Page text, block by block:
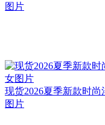
图片
现货2026夏季新款时
图片